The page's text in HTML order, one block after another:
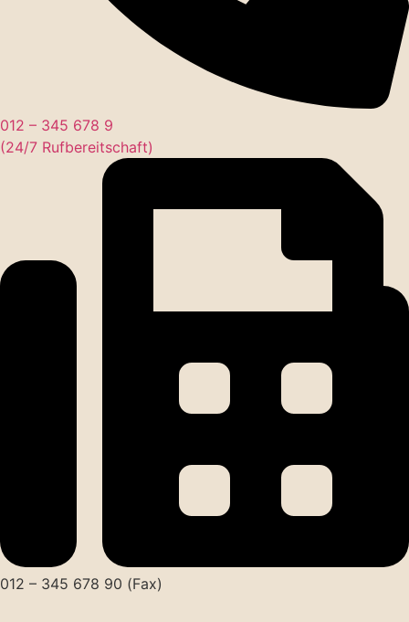
012 – 345 678 9
(24/7 Rufbereitschaft)
012 – 345 678 90 (Fax)